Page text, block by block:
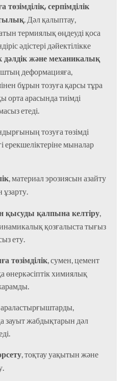
төзімділік, серпімділік
. Дәл қалыптау,
термиялық өңдеуді қоса
әдістері дәйектілікке
дәлдік және механикалық
деформацияға,
бұрын тозуға қарсы тұра
орта арасында тиімді
етеді.
тозуға төзімді
мыналар
, материал эрозиясын азайту
ұзарту.
қысуды қалпына келтіру
қозғалыста тығыз
ету.
төзімділік , сумен, цемент
өнеркәсіптік химиялық
, араластырғыштарды,
зауыт жабдықтарын дәл
, тоқтау уақытын және